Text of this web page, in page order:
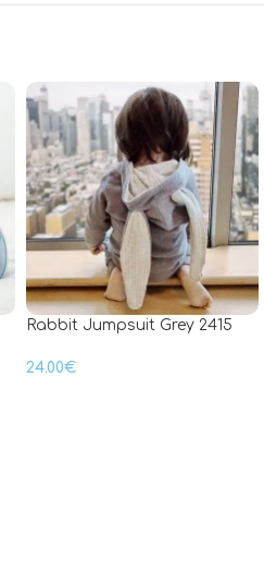
Rabbit Jumpsuit Grey 2415
24.00€